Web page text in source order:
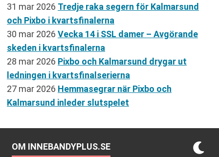
31 mar 2026 Tredje raka segern för Kalmarsund
och Pixbo i kvartsfinalerna
30 mar 2026 Vecka 14 i SSL damer – Avgörande
skeden i kvartsfinalerna
28 mar 2026 Pixbo och Kalmarsund drygar ut
ledningen i kvartsfinalserierna
27 mar 2026 Hemmasegrar när Pixbo och
Kalmarsund inleder slutspelet
OM INNEBANDYPLUS.SE